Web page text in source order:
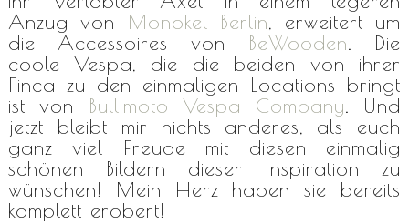
Anzug von Monokel Berlin, erweitert um
die Accessoires von BeWooden. Die
coole Vespa, die die beiden von ihrer
Finca zu den einmaligen Locations bringt
ist von Bullimoto Vespa Company. Und
jetzt bleibt mir nichts anderes, als euch
ganz viel Freude mit diesen einmalig
schönen Bildern dieser Inspiration zu
wünschen! Mein Herz haben sie bereits
komplett erobert!